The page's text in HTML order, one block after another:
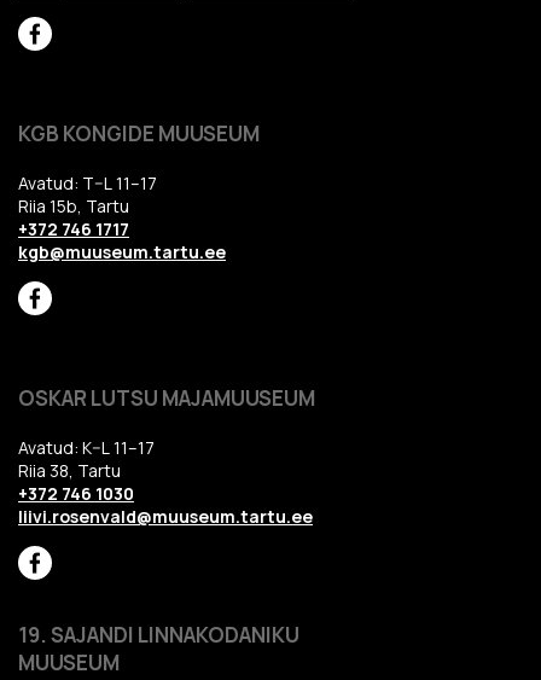
KGB KONGIDE MUUSEUM
Avatud: T–L 11–17
Riia 15b, Tartu
+372 746 1717
kgb@muuseum.tartu.ee
OSKAR LUTSU MAJAMUUSEUM
Avatud: K–L 11–17
Riia 38, Tartu
+372 746 1030
liivi.rosenvald@muuseum.tartu.ee
19. SAJANDI LINNAKODANIKU
MUUSEUM